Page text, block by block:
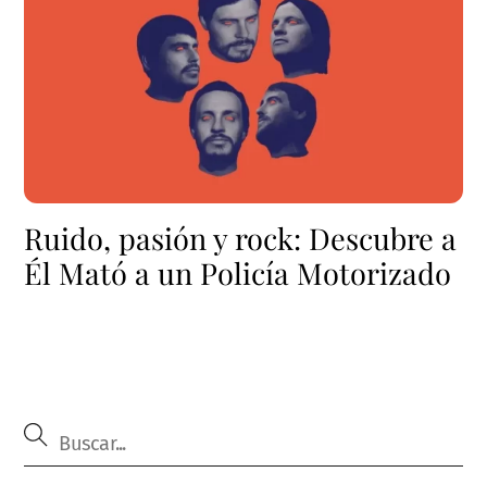
Ruido, pasión y rock: Descubre a
Él Mató a un Policía Motorizado